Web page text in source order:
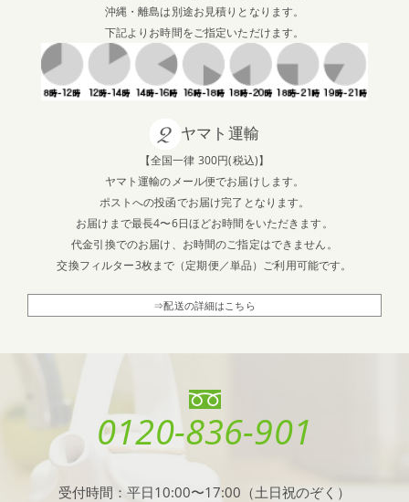
沖縄・離島は別途お見積りとなります。
下記よりお時間をご指定いただけます。
ヤマト運輸
【全国一律 300円(税込)】
ヤマト運輸のメール便でお届けします。
ポストへの投函でお届け完了となります。
お届けまで最長4〜6日ほどお時間をいただきます。
代金引換でのお届け、お時間のご指定はできません。
交換フィルター3枚まで（定期便／単品）ご利用可能です。
⇒配送の詳細はこちら
0120-836-901
受付時間：平日10:00〜17:00（土日祝のぞく）